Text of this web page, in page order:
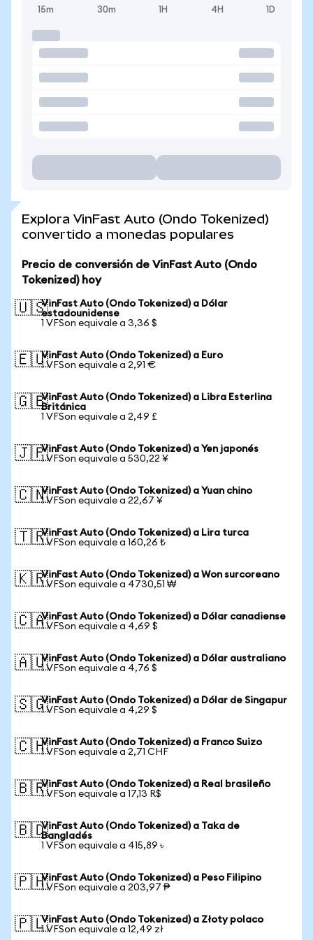
15m 30m 1H 4H 1D
Explora VinFast Auto (Ondo Tokenized)
convertido a monedas populares
Precio de conversión de VinFast Auto (Ondo
Tokenized) hoy
🇺🇸VinFast Auto (Ondo Tokenized) a Dólar
estadounidense
1 VFSon equivale a 3,36 $
🇪🇺VinFast Auto (Ondo Tokenized) a Euro
1 VFSon equivale a 2,91 €
🇬🇧VinFast Auto (Ondo Tokenized) a Libra Esterlina
Británica
1 VFSon equivale a 2,49 £
🇯🇵VinFast Auto (Ondo Tokenized) a Yen japonés
1 VFSon equivale a 530,22 ¥
🇨🇳VinFast Auto (Ondo Tokenized) a Yuan chino
1 VFSon equivale a 22,67 ¥
🇹🇷VinFast Auto (Ondo Tokenized) a Lira turca
1 VFSon equivale a 160,26 ₺
🇰🇷VinFast Auto (Ondo Tokenized) a Won surcoreano
1 VFSon equivale a 4730,51 ₩
🇨🇦VinFast Auto (Ondo Tokenized) a Dólar canadiense
1 VFSon equivale a 4,69 $
🇦🇺VinFast Auto (Ondo Tokenized) a Dólar australiano
1 VFSon equivale a 4,76 $
🇸🇬VinFast Auto (Ondo Tokenized) a Dólar de Singapur
1 VFSon equivale a 4,29 $
🇨🇭VinFast Auto (Ondo Tokenized) a Franco Suizo
1 VFSon equivale a 2,71 CHF
🇧🇷VinFast Auto (Ondo Tokenized) a Real brasileño
1 VFSon equivale a 17,13 R$
🇧🇩VinFast Auto (Ondo Tokenized) a Taka de
Bangladés
1 VFSon equivale a 415,89 ৳
🇵🇭VinFast Auto (Ondo Tokenized) a Peso Filipino
1 VFSon equivale a 203,97 ₱
🇵🇱VinFast Auto (Ondo Tokenized) a Złoty polaco
1 VFSon equivale a 12,49 zł